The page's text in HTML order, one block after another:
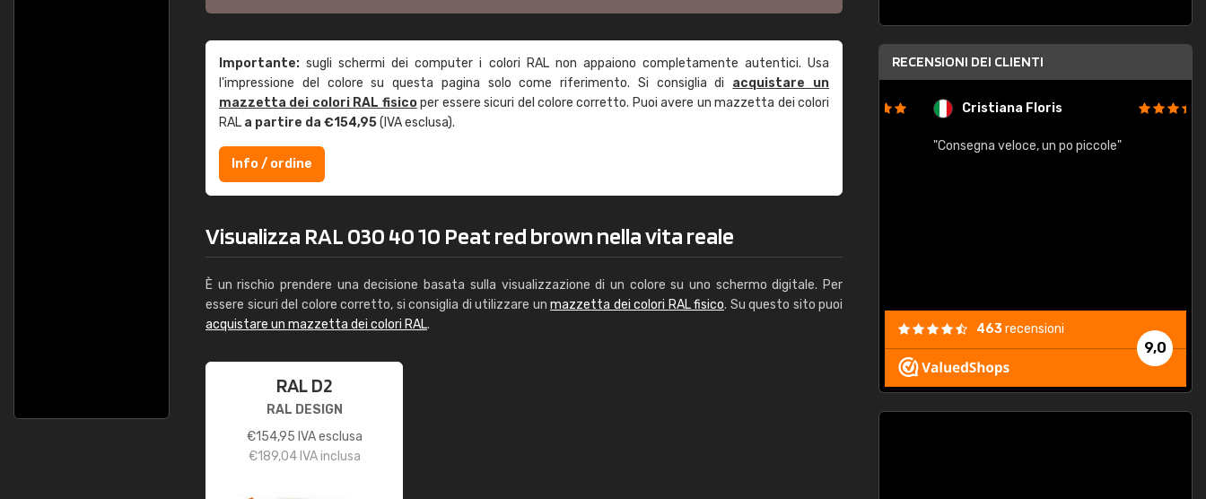
Importante: sugli schermi dei computer i colori RAL non appaiono completamente autentici. Usa
l'impressione del colore su questa pagina solo come riferimento. Si consiglia di acquistare un
mazzetta dei colori RAL fisicoper essere sicuri del colore corretto. Puoi avere un mazzetta dei colori
RAL a partire da €154,95(IVA esclusa).
Info / ordine
Visualizza RAL 030 40 10 Peat red brown nella vita reale
È un rischio prendere una decisione basata sulla visualizzazione di un colore su uno schermo digitale. Per
essere sicuri del colore corretto, si consiglia di utilizzare un mazzetta dei colori RAL fisico. Su questo sito puoi
acquistare un mazzetta dei colori RAL.
RAL D2
RAL DESIGN
€154,95 IVA esclusa
€189,04IVA inclusa
RECENSIONI DEI CLIENTI
Caterina Maifredi Cristiana Floris
"Consegna veloce, un po piccole"
9,0
463recensioni